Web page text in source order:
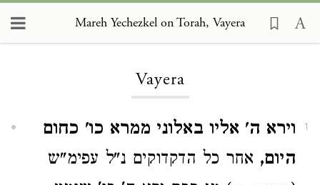
Mareh Yechezkel on Torah, Vayera
Vayera
1 וירא ה' אליו באלוני ממרא כו' כחום
היום, אחר כל הדקדוקים נ"ל עפימ"ש